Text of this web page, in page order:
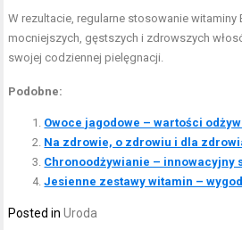
W rezultacie, regularne stosowanie witaminy
mocniejszych, gęstszych i zdrowszych
swojej codziennej pielęgnacji.
Podobne:
Owoce jagodowe – wartości
Na zdrowie, o zdrowiu i dla
Chronoodżywianie – innowacyjny
Jesienne zestawy witamin –
Posted inUroda